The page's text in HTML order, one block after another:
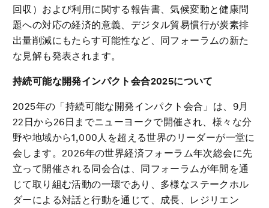
回収）および利用に関する報告書、気候変動と健康問
題への対応の経済的意義、デジタル貿易慣行が炭素排
出量削減にもたらす可能性など、同フォーラムの新た
な見解も発表されます。
持続可能な開発インパクト会合2025について
2025年の「持続可能な開発インパクト会合」は、9月
22日から26日までニューヨークで開催され、様々な分
野や地域から1,000人を超える世界のリーダーが一堂に
会します。2026年の世界経済フォーラム年次総会に先
立って開催される同会合は、同フォーラムが年間を通
じて取り組む活動の一環であり、多様なステークホル
ダーによる対話と行動を通じて、成長、レジリエン